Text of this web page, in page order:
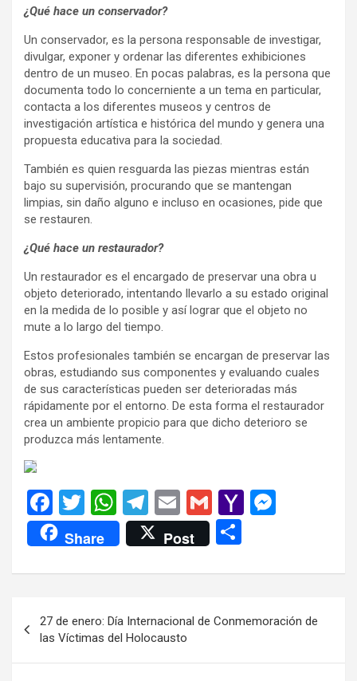
¿Qué hace un conservador?
Un conservador, es la persona responsable de investigar,
divulgar, exponer y ordenar las diferentes exhibiciones
dentro de un museo. En pocas palabras, es la persona que
documenta todo lo concerniente a un tema en particular,
contacta a los diferentes museos y centros de
investigación artística e histórica del mundo y genera una
propuesta educativa para la sociedad.
También es quien resguarda las piezas mientras están
bajo su supervisión, procurando que se mantengan
limpias, sin daño alguno e incluso en ocasiones, pide que
se restauren.
¿Qué hace un restaurador?
Un restaurador es el encargado de preservar una obra u
objeto deteriorado, intentando llevarlo a su estado original
en la medida de lo posible y así lograr que el objeto no
mute a lo largo del tiempo.
Estos profesionales también se encargan de preservar las
obras, estudiando sus componentes y evaluando cuales
de sus características pueden ser deterioradas más
rápidamente por el entorno. De esta forma el restaurador
crea un ambiente propicio para que dicho deterioro se
produzca más lentamente.
F
a
ce
b
o
k
T
wi
tt
er
W
h
at
s
p
p
T
el
e
gr
m
E
m
ail
G
m
ail
Y
o
M
ail
n
er
Share Post
m
ar
tir
de
entradas
27 de enero: Día Internacional de Conmemoración de
las Víctimas del Holocausto